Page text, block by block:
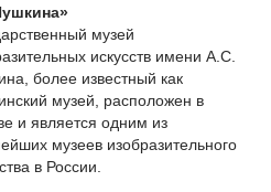
музей
искусств имени А.С.
более известный как
музей, расположен в
и является одним из
музеев изобразительного
в России.